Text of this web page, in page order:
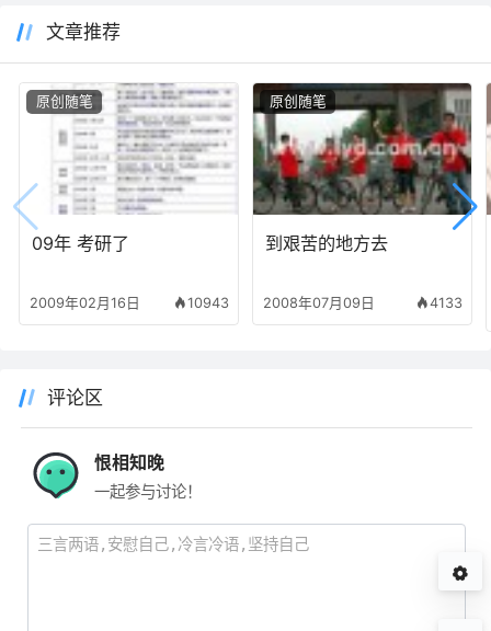
文章推荐
09年 考研了
2009年02月16日 10943
原创随笔
到艰苦的地方去
2008年07月09日 4133
原创随笔
评论区
恨相知晚
一起参与讨论！